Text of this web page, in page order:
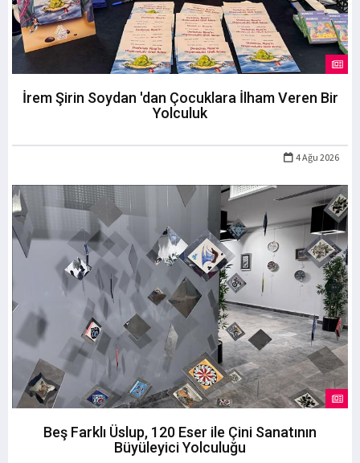
İrem Şirin Soydan 'dan Çocuklara İlham Veren Bir
Yolculuk
4 Ağu 2026
Beş Farklı Üslup, 120 Eser ile Çini Sanatının
Büyüleyici Yolculuğu